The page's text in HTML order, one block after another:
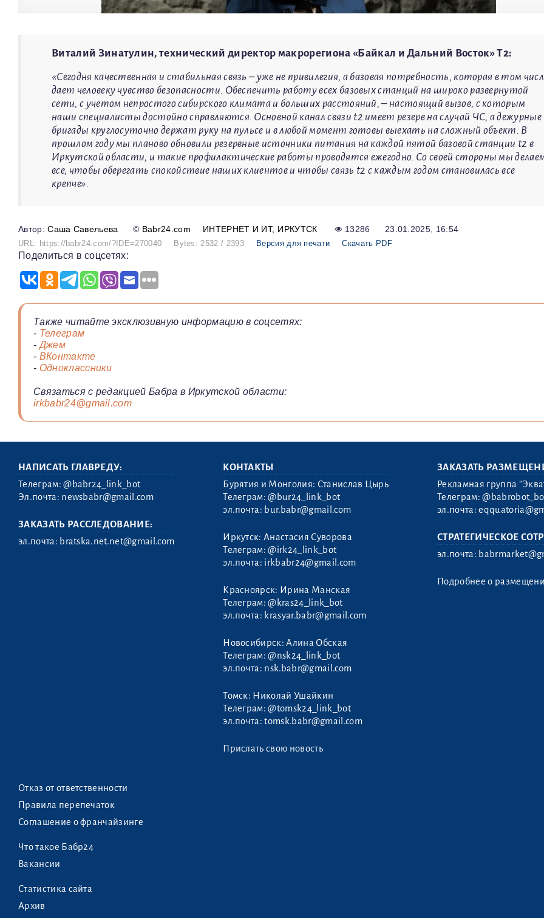
Виталий Зинатулин, технический директор макрорегиона «Байкал и Дальний Восток» T2:
«Сегодня качественная и стабильная связь – уже не привилегия, а базовая потребность, которая в том
дает человеку чувство безопасности. Обеспечить работу всех базовых станций на широко развернутой
сети, с учетом непростого сибирского климата и больших расстояний, – настоящий вызов, с которым
наши специалисты достойно справляются. Основной канал связи t2 имеет резерв на случай ЧС, а дежурные
бригады круглосуточно держат руку на пульсе и в любой момент готовы выехать на сложный объект. В
прошлом году мы планово обновили резервные источники питания на каждой пятой базовой станции t2 в
Иркутской области, и такие профилактические работы проводятся ежегодно. Со своей стороны мы
все, чтобы оберегать спокойствие наших клиентов и чтобы связь t2 с каждым годом становилась все
крепче».
Саша Савельева © Babr24.com ИНТЕРНЕТ И ИТ ИРКУТСК 13286 23.01.2025, 16:54
URL: https://babr24.com/?IDE=270040 Bytes: 2532 / 2393 Версия для печати Скачать PDF
Поделиться в соцсетях:
Также читайте эксклюзивную информацию в соцсетях:
- Телеграм
-Джем
- ВКонтакте
- Одноклассники
Связаться с редакцией Бабра в Иркутской области:
irkbabr24@gmail.com
НАПИСАТЬ ГЛАВРЕДУ:
Телеграм:@babr24_link_bot
Эл.почта: newsbabr@gmail.com
ЗАКАЗАТЬ РАССЛЕДОВАНИЕ:
эл.почта: bratska.net.net@gmail.com
КОНТАКТЫ
Бурятия и Монголия: Станислав Цырь
Телеграм:@bur24_link_bot
эл.почта: bur.babr@gmail.com
Иркутск: Анастасия Суворова
Телеграм:@irk24_link_bot
эл.почта: irkbabr24@gmail.com
Красноярск: Ирина Манская
Телеграм:@kras24_link_bot
эл.почта: krasyar.babr@gmail.com
Новосибирск: Алина Обская
Телеграм:@nsk24_link_bot
эл.почта: nsk.babr@gmail.com
Томск: Николай Ушайкин
Телеграм:@tomsk24_link_bot
эл.почта:tomsk.babr@gmail.com
Прислать свою новость
ЗАКАЗАТЬ
Рекламная группа
Телеграм:
эл.почта:
СТРАТЕГИЧЕСКОЕ
эл.почта:
Подробнее о
Отказ от ответственности
Правила перепечаток
Соглашение о франчайзинге
Что такое Бабр24
Вакансии
Статистика сайта
Архив